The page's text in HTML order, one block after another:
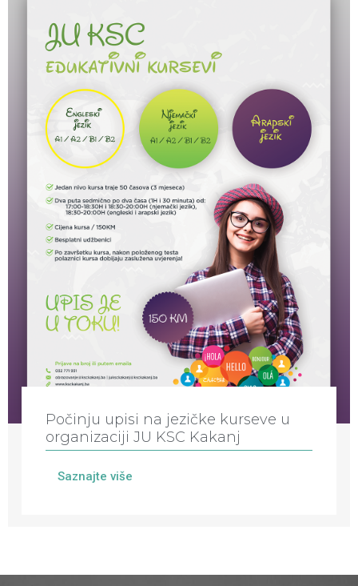
Počinju upisi na jezičke kurseve u
organizaciji JU KSC Kakanj
Saznajte više